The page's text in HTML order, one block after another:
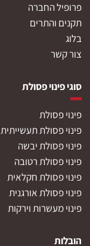
פרופיל החברה
תקנים והתרים
בלוג
צור קשר
סוגי פינוי פסולת
פינוי פסולת
פינוי פסולת תעשייתית
פינוי פסולת יבשה
פינוי פסולת רטובה
פינוי פסולת חקלאית
פינוי פסולת אורגנית
פינוי מעשרות וירקות
הובלות